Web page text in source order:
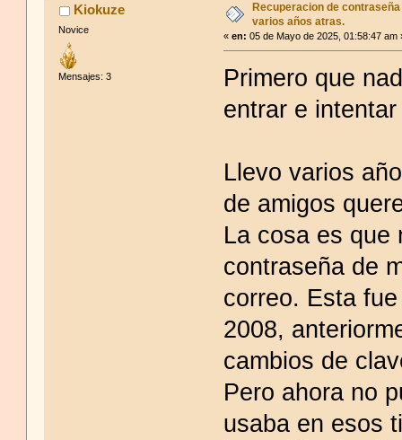
Kiokuze
Novice
Mensajes: 3
Recuperacion de
varios años atras.
«en: 05 de Mayo de 2025, 01:58:47 am
Primero que
entrar e
Llevo varios
de amigos
La cosa es que
contraseña de
correo. Esta
2008,
cambios de
Pero ahora no
usaba en esos